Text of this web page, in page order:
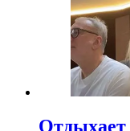
Отдыхает